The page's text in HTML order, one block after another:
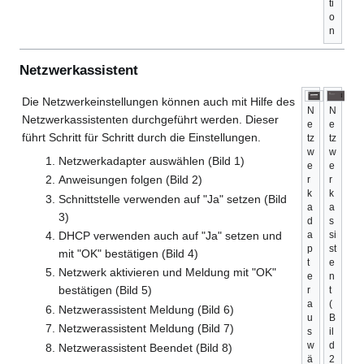
ti
o
n
Netzwerkassistent
Die Netzwerkeinstellungen können auch mit Hilfe des
Netzwerkassistenten durchgeführt werden. Dieser
führt Schritt für Schritt durch die Einstellungen.
Netzwerkadapter auswählen (Bild 1)
Anweisungen folgen (Bild 2)
Schnittstelle verwenden auf "Ja" setzen (Bild
3)
DHCP verwenden auch auf "Ja" setzen und
mit "OK" bestätigen (Bild 4)
Netzwerk aktivieren und Meldung mit "OK"
bestätigen (Bild 5)
Netzwerassistent Meldung (Bild 6)
Netzwerassistent Meldung (Bild 7)
Netzwerassistent Beendet (Bild 8)
N
e
tz
w
e
r
k
a
d
a
p
t
e
r
a
u
s
w
ä
N
e
tz
w
e
r
k
a
s
si
st
e
n
t
(
B
il
d
2